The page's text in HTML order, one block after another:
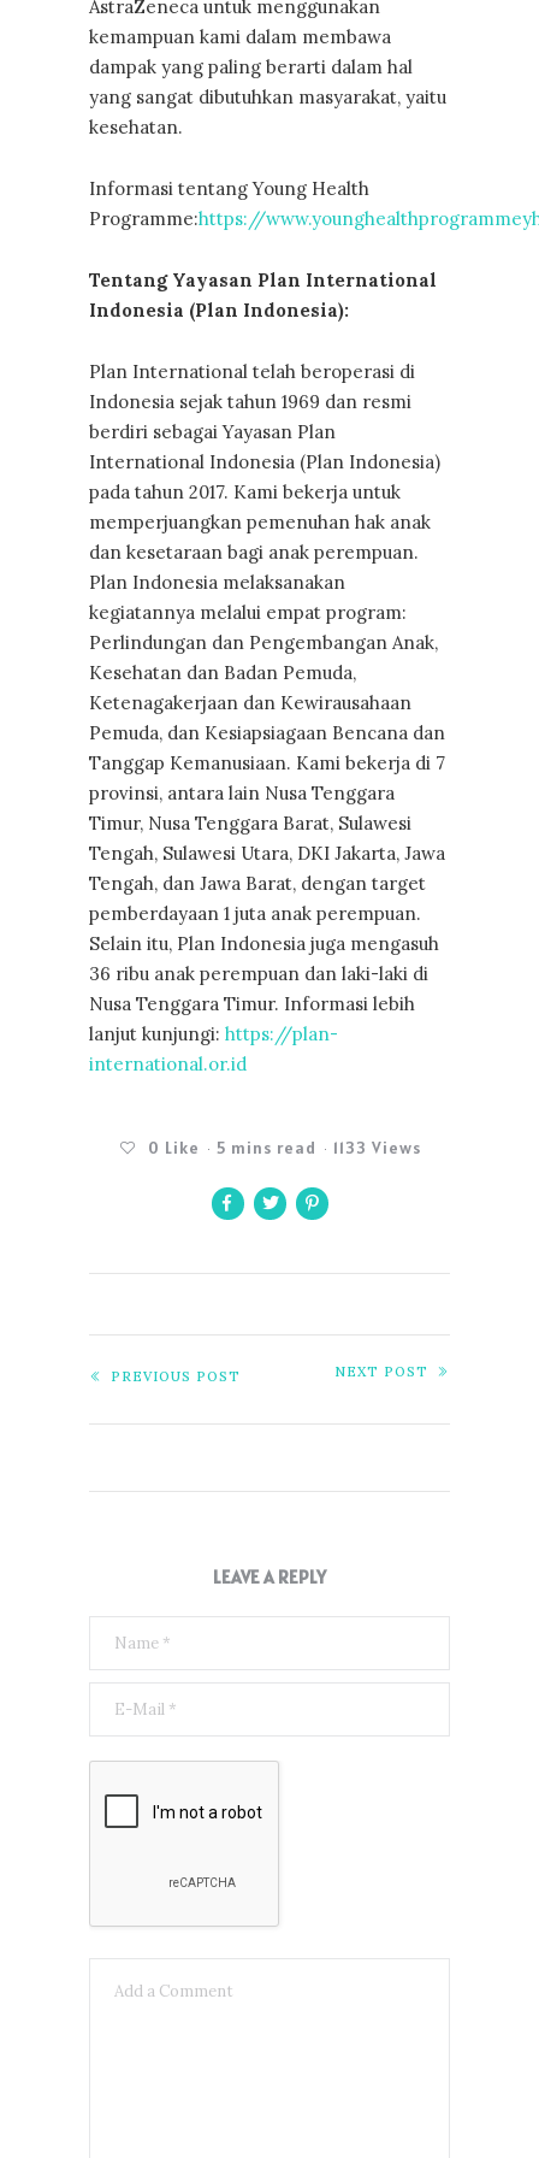
AstraZeneca untuk menggunakan
kemampuan kami dalam membawa
dampak yang paling berarti dalam hal
yang sangat dibutuhkan masyarakat, yaitu
kesehatan.
Informasi tentang Young Health
Programme:https://
Tentang Yayasan Plan International
Indonesia (Plan Indonesia):
Plan International telah beroperasi di
Indonesia sejak tahun 1969 dan resmi
berdiri sebagai Yayasan Plan
International Indonesia (Plan Indonesia)
pada tahun 2017. Kami bekerja untuk
memperjuangkan pemenuhan hak anak
dan kesetaraan bagi anak perempuan.
Plan Indonesia melaksanakan
kegiatannya melalui empat program:
Perlindungan dan Pengembangan Anak,
Kesehatan dan Badan Pemuda,
Ketenagakerjaan dan Kewirausahaan
Pemuda, dan Kesiapsiagaan Bencana dan
Tanggap Kemanusiaan. Kami bekerja di 7
provinsi, antara lain Nusa Tenggara
Timur, Nusa Tenggara Barat, Sulawesi
Tengah, Sulawesi Utara, DKI Jakarta, Jawa
Tengah, dan Jawa Barat, dengan target
pemberdayaan 1 juta anak perempuan.
Selain itu, Plan Indonesia juga mengasuh
36 ribu anak perempuan dan laki-laki di
Nusa Tenggara Timur. Informasi lebih
lanjut kunjungi: https://plan-
international.or.id
0 Like 5 mins read 1133 Views
PREVIOUS POST NEXT POST
LEAVE A REPLY